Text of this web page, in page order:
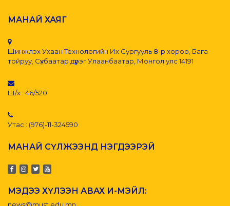
МАНАЙ ХАЯГ
Шинжлэх Ухаан Технологийн Их Сургууль 8-р хороо, Бага
тойруу, Сүхбаатар дүүрэг Улаанбаатар, Монгол улс 14191
Ш/х : 46/520
Утас : (976)-11-324590
МАНАЙ СҮЛЖЭЭНД НЭГДЭЭРЭЙ
МЭДЭЭ ХҮЛЭЭН АВАХ И-МЭЙЛ: